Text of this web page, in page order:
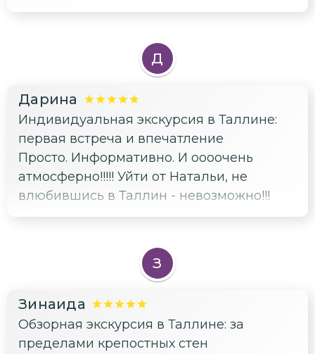
Д
Дарина
Индивидуальная экскурсия в Таллине:
первая встреча и впечатление
Просто. Информативно. И оооочень
атмосферно!!!!! Уйти от Натальи, не
влюбившись в Таллин - невозможно!!!
З
Зинаида
Обзорная экскурсия в Таллине: за
пределами крепостных стен